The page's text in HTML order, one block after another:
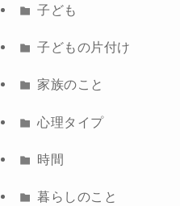
子ども
子どもの片付け
家族のこと
心理タイプ
時間
暮らしのこと